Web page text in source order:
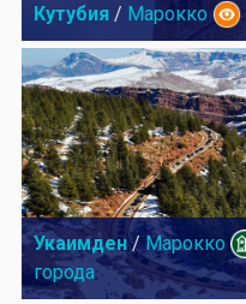
Кутубия / Марокко
Укаимден/ Марокко
города